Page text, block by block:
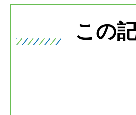
この